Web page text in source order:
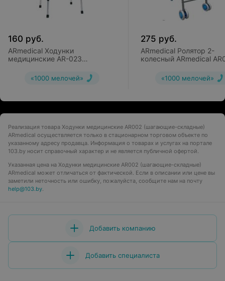
160 руб.
ARmedical Ходунки
медицинские AR-023
«1000 мелочей»
275 руб.
ARmedical Ролятор 2-
колесный ARmedical
«1000 мелочей»
Реализация товара Ходунки медицинские AR002 (шагающие-складные)
ARmedical осуществляется только в стационарном торговом объекте по
указанному адресу продавца. Информация о товарах и услугах на портале
103.by носит справочный характер и не является публичной офертой.
Указанная цена на Ходунки медицинские AR002 (шагающие-складные)
ARmedical может отличаться от фактической. Если в описании или цене вы
заметили неточность или ошибку, пожалуйста, сообщите нам на почту
help@103.by.
Добавить компанию
Добавить специалиста